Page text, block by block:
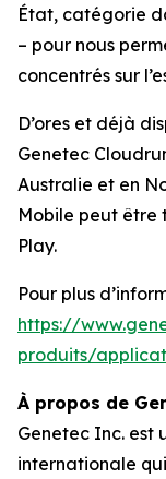
État, catégorie
– pour nous
concentrés sur
D’ores et déjà
Genetec
Australie et en
Mobile peut être
Play.
Pour plus
https://
produits/
À propos de
Genetec Inc. est
internationale